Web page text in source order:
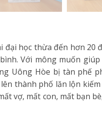
đại học thừa đến hơn 20
Với mông muốn
Uông Hòe bị tàn phế
thành phố lăn lộn
vợ, mất con, mất bạn